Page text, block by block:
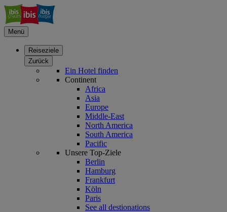
Menü
Reiseziele
Zurück
Ein Hotel finden
Continent
Africa
Asia
Europe
Middle-East
North America
South America
Pacific
Unsere Top-Ziele
Berlin
Hamburg
Frankfurt
Köln
Paris
See all destionations